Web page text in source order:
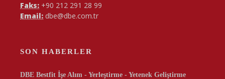
Faks: +90 212 291 28 99
Email: dbe@dbe.com.tr
SON HABERLER
DBE Bestfit İşe Alım - Yerleştirme - Yetenek Geliştirme